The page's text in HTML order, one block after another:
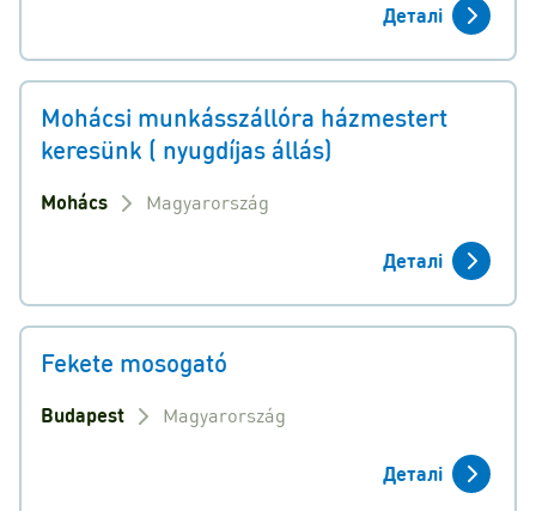
Деталі
Mohácsi munkásszállóra házmestert
keresünk ( nyugdíjas állás)
Mohács Magyarország
Деталі
Fekete mosogató
Budapest Magyarország
Деталі